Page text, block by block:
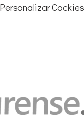
Personalizar Cookies